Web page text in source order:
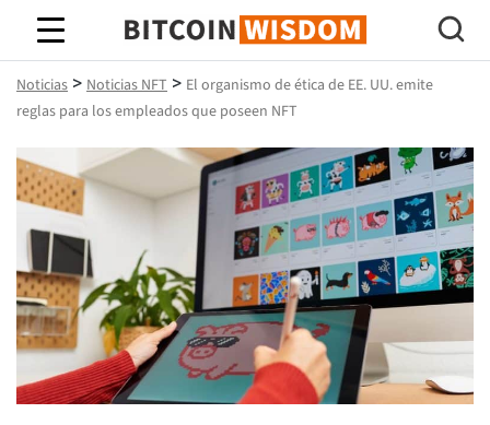
Sabiduría de Bitcoin
Noticias > Noticias NFT > El organismo de ética de EE. UU. emite
reglas para los empleados que poseen NFT